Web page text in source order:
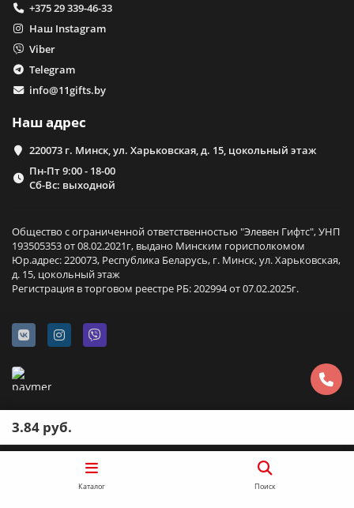
+375 29 339-46-33
Наш Instagram
Viber
Telegram
info@11gifts.by
Наш адрес
220073 г. Минск, ул. Харьковская, д. 15, цокольный этаж
Пн-Пт 9:00 - 18-00
Сб-Вс: выходной
Общество с ограниченной ответственностью "Элевен Гифтс", УНП
193505353 от 08.02.2021г, выдано Минским горисполкомом
Юр.адрес: 220073, Республика Беларусь, г. Минск, ул. Харьковская,
д. 15, цокольный этаж
Регистрация в торговом реестре РБ: 202994 от 07.02.2025г.
3.84 руб.
Каталог Поиск